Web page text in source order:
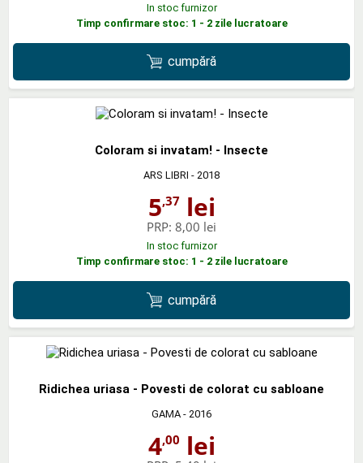
In stoc furnizor
Timp confirmare stoc: 1 - 2 zile lucratoare
cumpără
Coloram si invatam! - Insecte
ARS LIBRI - 2018
5,37lei
PRP: 8,00 lei
In stoc furnizor
Timp confirmare stoc: 1 - 2 zile lucratoare
cumpără
Ridichea uriasa - Povesti de colorat cu sabloane
GAMA - 2016
4,00 lei